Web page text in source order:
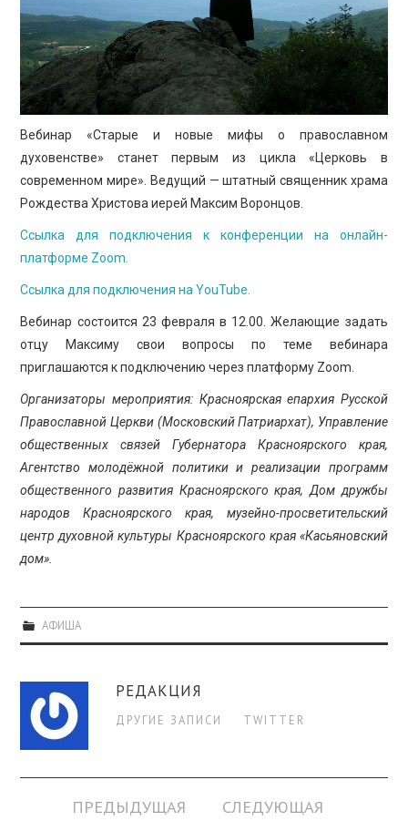
Вебинар «Старые и новые мифы о православном
духовенстве» станет первым из цикла «Церковь в
современном мире». Ведущий — штатный священник храма
Рождества Христова иерей Максим Воронцов.
Ссылка для подключения к конференции на онлайн-
платформе Zoom.
Ссылка для подключения на YouTube.
Вебинар состоится 23 февраля в 12.00. Желающие задать
отцу Максиму свои вопросы по теме вебинара
приглашаются к подключению через платформу Zoom.
Организаторы мероприятия: Красноярская епархия Русской
Православной Церкви (Московский Патриархат), Управление
общественных связей Губернатора Красноярского края,
Агентство молодёжной политики и реализации программ
общественного развития Красноярского края, Дом дружбы
народов Красноярского края, музейно-просветительский
центр духовной культуры Красноярского края «Касьяновский
дом».
АФИША
РЕДАКЦИЯ
ДРУГИЕ ЗАПИСИ TWITTER
Навигация
ПРЕДЫДУЩАЯ
СЛЕДУЮЩАЯ